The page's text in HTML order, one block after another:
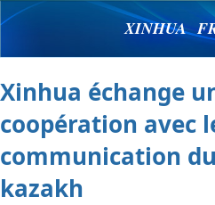
XINHUA
Xinhua échange
coopération avec
communication
kazakh